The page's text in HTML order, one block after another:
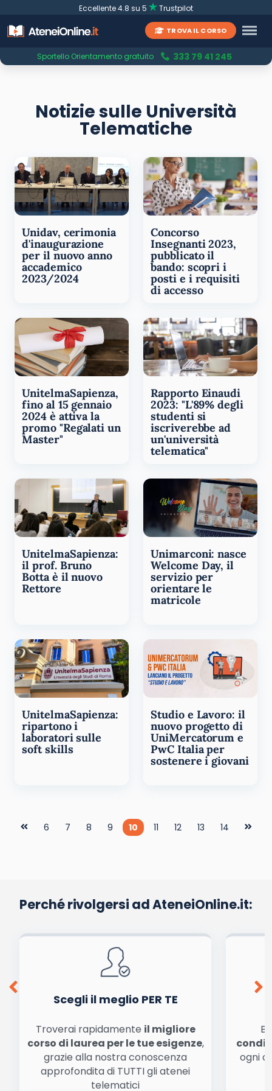
Eccellente 4.8 su 5 Trustpilot
TROVA IL CORSO
Sportello Orientamento gratuito 333 79 41 245
Notizie sulle Università
Telematiche
Unidav, cerimonia
d'inaugurazione
per il nuovo anno
accademico
2023/2024
Concorso
Insegnanti 2023,
pubblicato il
bando: scopri i
posti e i requisiti
di accesso
UnitelmaSapienza,
fino al 15 gennaio
2024 è attiva la
promo "Regalati un
Master"
Rapporto Einaudi
2023: "L'89% degli
studenti si
iscriverebbe ad
un'università
telematica"
UnitelmaSapienza:
il prof. Bruno
Botta è il nuovo
Rettore
Unimarconi: nasce
Welcome Day, il
servizio per
orientare le
matricole
UnitelmaSapienza:
ripartono i
laboratori sulle
soft skills
Studio e Lavoro: il
nuovo progetto di
UniMercatorum e
PwC Italia per
sostenere i giovani
6 7 8 9 10 11 12 13 14
Perché rivolgersi ad AteneiOnline.it:
Scegli il meglio PER TE
Troverai rapidamente il migliore
corso di laurea per le tue esigenze,
grazie alla nostra conoscenza
approfondita di TUTTI gli atenei
telematici
ogni